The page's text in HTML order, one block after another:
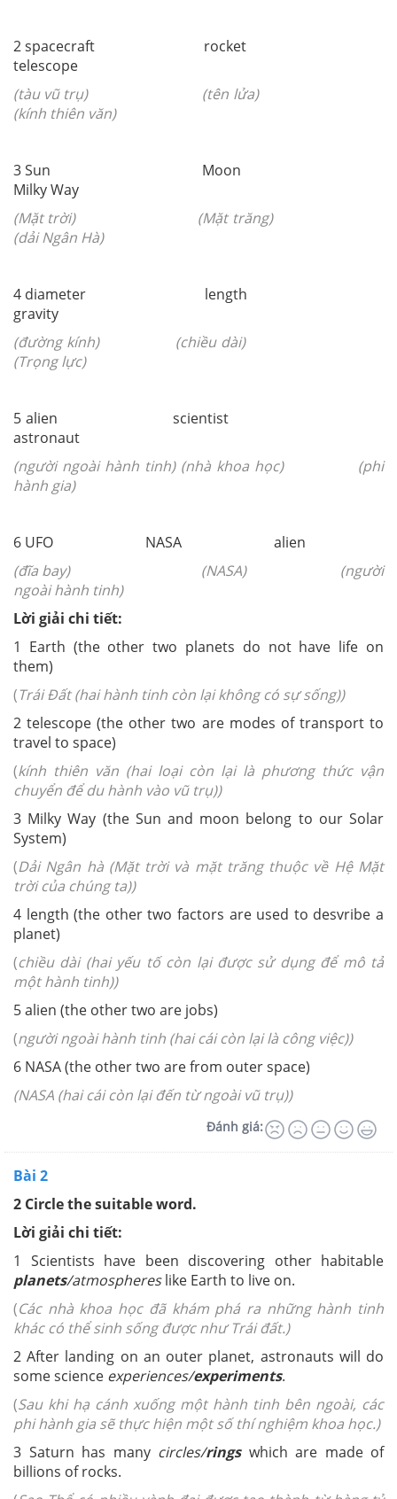
2 spacecraft rocket
telescope
(tàu vũ trụ) (tên lửa)
(kính thiên văn)
3 Sun Moon
Milky Way
(Mặt trời) (Mặt trăng)
(dải Ngân Hà)
4 diameter length
gravity
(đường kính) (chiều dài)
(Trọng lực)
5 alien scientist
astronaut
(người ngoài hành tinh) (nhà khoa học) (phi
hành gia)
6 UFO NASA alien
(đĩa bay) (NASA) (người
ngoài hành tinh)
Lời giải chi tiết:
1 Earth (the other two planets do not have life on
them)
(Trái Đất (hai hành tinh còn lại không có sự sống))
2 telescope (the other two are modes of transport to
travel to space)
(kính thiên văn (hai loại còn lại là phương thức vận
chuyển để du hành vào vũ trụ))
3 Milky Way (the Sun and moon belong to our Solar
System)
(Dải Ngân hà (Mặt trời và mặt trăng thuộc về Hệ Mặt
trời của chúng ta))
4 length (the other two factors are used to desvribe a
planet)
(chiều dài (hai yếu tố còn lại được sử dụng để mô tả
một hành tinh))
5 alien (the other two are jobs)
(người ngoài hành tinh (hai cái còn lại là công việc))
6 NASA (the other two are from outer space)
(NASA (hai cái còn lại đến từ ngoài vũ trụ))
Đánh giá:
Bài 2
2 Circle the suitable word.
Lời giải chi tiết:
1 Scientists have been discovering other habitable
planets/atmosphereslike Earth to live on.
(Các nhà khoa học đã khám phá ra những hành tinh
khác có thể sinh sống được như Trái đất.)
2 After landing on an outer planet, astronauts will do
some science experiences/experiments.
(Sau khi hạ cánh xuống một hành tinh bên ngoài, các
phi hành gia sẽ thực hiện một số thí nghiệm khoa học.)
3 Saturn has many circles/ringswhich are made of
billions of rocks.